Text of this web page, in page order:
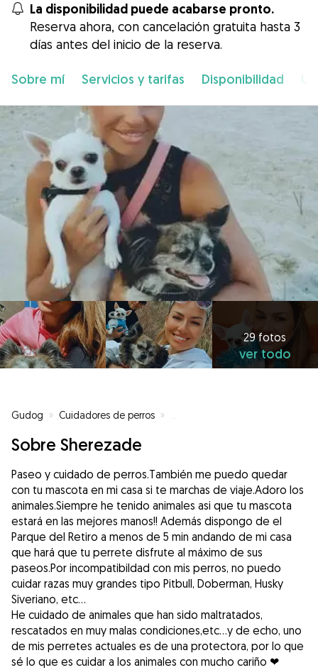
La disponibilidad puede acabarse pronto.
Reserva ahora, con cancelación gratuita hasta 3
días antes del inicio de la reserva.
Sobre mí Servicios y tarifas Disponibilidad
29 fotos
ver todo
Gudog » Cuidadores de perros »
Sobre Sherezade
Paseo y cuidado de perros.También me puedo quedar
con tu mascota en mi casa si te marchas de viaje.Adoro los
animales.Siempre he tenido animales asi que tu mascota
estará en las mejores manos!! Además dispongo de el
Parque del Retiro a menos de 5 min andando de mi casa
que hará que tu perrete disfrute al máximo de sus
paseos.Por incompatibildad con mis perros, no puedo
cuidar razas muy grandes tipo Pitbull, Doberman, Husky
Siveriano, etc...
He cuidado de animales que han sido maltratados,
rescatados en muy malas condiciones,etc...y de echo, uno
de mis perretes actuales es de una protectora, por lo que
sé lo que es cuidar a los animales con mucho cariño ❤